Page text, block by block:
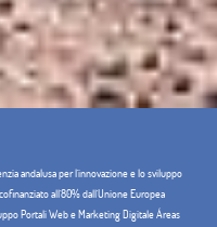
andalusa per l'innovazione e lo sviluppo
all'80% dall'Unione Europea
Portali Web e Marketing Digitale Áreas